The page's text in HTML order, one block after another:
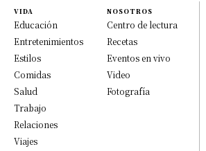
VIDA
Educación
Entretenimientos
Estilos
Comidas
Salud
Trabajo
Relaciones
Viajes
NOSOTROS
Centro de lectura
Recetas
Eventos en vivo
Video
Fotografía